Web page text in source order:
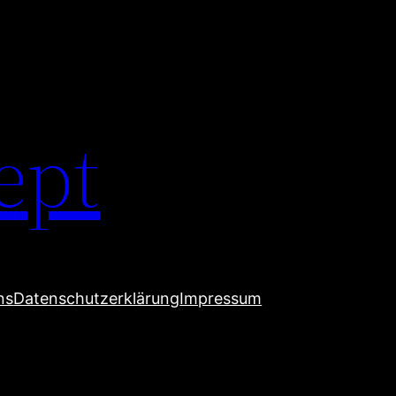
DatenschutzerklärungImpressum